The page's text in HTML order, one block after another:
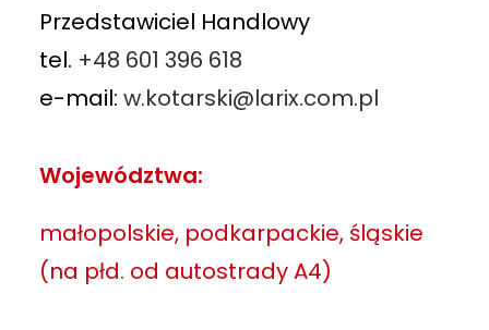
Przedstawiciel Handlowy
tel. +48 601 396 618
e-mail: w.kotarski@larix.com.pl
Województwa:
małopolskie, podkarpackie, śląskie
(na płd. od autostrady A4)